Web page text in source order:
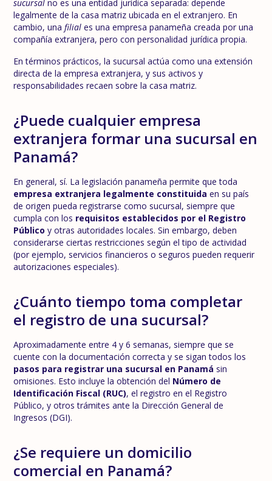
sucursal no es una entidad jurídica separada: depende
legalmente de la casa matriz ubicada en el extranjero. En
cambio, unafilial es una empresa panameña creada por una
compañía extranjera, pero con personalidad jurídica propia.
En términos prácticos, la sucursal actúa como una extensión
directa de la empresa extranjera, y sus activos y
responsabilidades recaen sobre la casa matriz.
¿Puede cualquier empresa
extranjera formar una sucursal en
Panamá?
En general, sí. La legislación panameña permite que toda
empresa extranjera legalmente constituida en su país
de origen pueda registrarse como sucursal, siempre que
cumpla con los requisitos establecidos por el Registro
Público y otras autoridades locales. Sin embargo, deben
considerarse ciertas restricciones según el tipo de actividad
(por ejemplo, servicios financieros o seguros pueden requerir
autorizaciones especiales).
¿Cuánto tiempo toma completar
el registro de una sucursal?
Aproximadamente entre 4 y 6 semanas, siempre que se
cuente con la documentación correcta y se sigan todos los
pasos para registrar una sucursal en Panamá sin
omisiones. Esto incluye la obtención del Número de
Identificación Fiscal (RUC), el registro en el Registro
Público, y otros trámites ante la Dirección General de
Ingresos (DGI).
¿Se requiere un domicilio
comercial en Panamá?